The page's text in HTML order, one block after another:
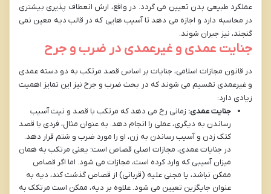
عملکرد طبیعی بدن تعیین می گردد. در واقع، ارش انعطاف پذیری بیشتری
در محاسبه دارد و اجازه می دهد تا آسیب هایی که در قالب دیه معین نمی
گنجند، نیز جبران شوند.
جنایت عمدی و غیرعمدی در ضرب و جرح
در قانون مجازات اسلامی، جنایات بر اساس قصد مرتکب به دو دسته عمدی
و غیرعمدی تقسیم می شوند که در بحث ضرب و جرح نیز این تمایز اهمیت
زیادی دارد:
جنایت عمدی: زمانی رخ می دهد که مرتکب با قصد و نیت آسیب
رساندن به دیگری، عملی را انجام دهد. به عنوان مثال، فردی با قصد
کتک زدن و آسیب رساندن به زن، او را مورد ضرب و شتم قرار دهد.
در جنایات عمدی، مجازات اصلی قصاص است؛ یعنی مرتکب به همان
میزان آسیبی که وارد کرده است، مجازات می شود. اما اگر قصاص
ممکن نباشد، یا مجنی علیه (قربانی) از قصاص گذشت کند، دیه به
عنوان جایگزین تعیین می شود. علاوه بر دیه، ممکن است مرتکک به